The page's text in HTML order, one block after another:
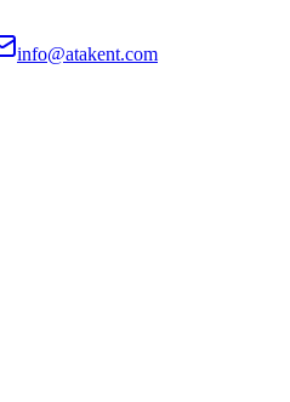
info@atakent.com